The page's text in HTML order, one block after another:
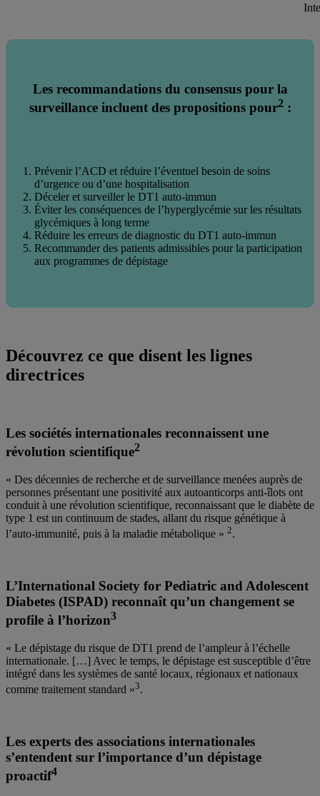
Les recommandations du consensus pour la
surveillance incluent des propositions pour2:
Prévenir l’ACD et réduire l’éventuel besoin de soins
d’urgence ou d’une hospitalisation
Déceler et surveiller le DT1 auto-immun
Éviter les conséquences de l’hyperglycémie sur les résultats
glycémiques à long terme
Réduire les erreurs de diagnostic du DT1 auto-immun
Recommander des patients admissibles pour la participation
aux programmes de dépistage
Découvrez ce que disent les lignes
directrices
Les sociétés internationales reconnaissent une
révolution scientifique2
« Des décennies de recherche et de surveillance menées auprès de
personnes présentant une positivité aux autoanticorps anti-îlots ont
conduit à une révolution scientifique, reconnaissant que le diabète de
type 1 est un continuum de stades, allant du risque génétique à
l’auto-immunité, puis à la maladie métabolique » 2.
L’International Society for Pediatric and Adolescent
Diabetes (ISPAD) reconnaît qu’un changement se
profile à l’horizon3
« Le dépistage du risque de DT1 prend de l’ampleur à l’échelle
internationale. […] Avec le temps, le dépistage est susceptible d’être
intégré dans les systèmes de santé locaux, régionaux et nationaux
comme traitement standard »3.
Les experts des associations internationales
s’entendent sur l’importance d’un dépistage
proactif4